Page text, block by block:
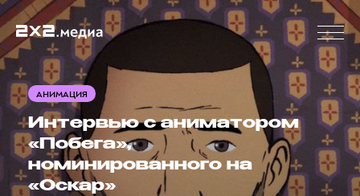
АНИМАЦИЯ
Интервью с аниматором
«Побега»,
номинированного на
«Оскар»